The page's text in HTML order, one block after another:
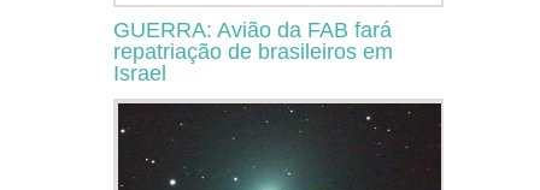
GUERRA: Avião da FAB fará
repatriação de brasileiros em
Israel